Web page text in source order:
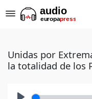
Unidas por
la totalidad de los